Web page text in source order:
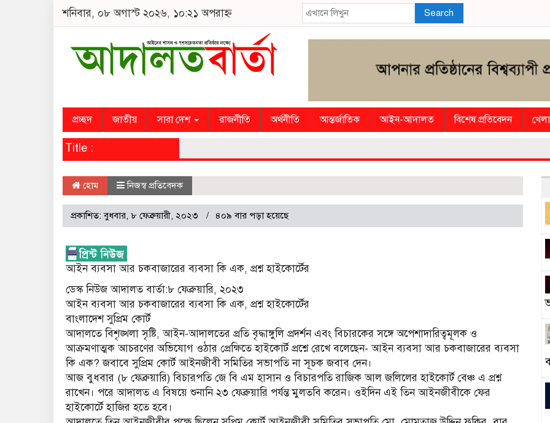
শনিবার, ০৮ অগাস্ট ২০২৬, ১০:২১ অপরাহ্ন Search
প্রচ্ছদ জাতীয় সারা দেশ রাজনীতি অর্থনীতি আন্তর্জাতিক আইন-আদালত বিশেষ প্রতিবেদন
Title :
হোম নিজস্ব প্রতিবেদক
প্রকাশিত: বুধবার, ৮ ফেব্রুয়ারী, ২০২৩ ৪০৯ বার পড়া হয়েছে
আইন ব্যবসা আর চকবাজারের ব্যবসা কি এক, প্রশ্ন হাইকোর্টের
ডেস্ক নিউজ আদালত বার্তা:৮ ফেব্রুয়ারি, ২০২৩
আইন ব্যবসা আর চকবাজারের ব্যবসা কি এক, প্রশ্ন হাইকোর্টের
বাংলাদেশ সুপ্রিম কোর্ট
আদালতে বিশৃঙ্খলা সৃষ্টি, আইন-আদালতের প্রতি বৃদ্ধাঙ্গুলি প্রদর্শন এবং বিচারকের সঙ্গে অপেশাদারিত্বমূলক ও
আক্রমণাত্মক আচরণের অভিযোগ ওঠার প্রেক্ষিতে হাইকোর্ট প্রশ্নে রেখে বলেছেন- আইন ব্যবসা আর চকবাজারের ব্যবসা
কি এক? জবাবে সুপ্রিম কোর্ট আইনজীবী সমিতির সভাপতি না সূচক জবাব দেন।
আজ বুধবার (৮ ফেব্রুয়ারি) বিচারপতি জে বি এম হাসান ও বিচারপতি রাজিক আল জলিলের হাইকোর্ট বেঞ্চ এ প্রশ্ন
রাখেন। পরে আদালত এ বিষয়ে শুনানি ২৩ ফেব্রুয়ারি পর্যন্ত মুলতবি করেন। ওইদিন এই তিন আইনজীবীকে ফের
হাইকোর্টে হাজির হতে হবে।